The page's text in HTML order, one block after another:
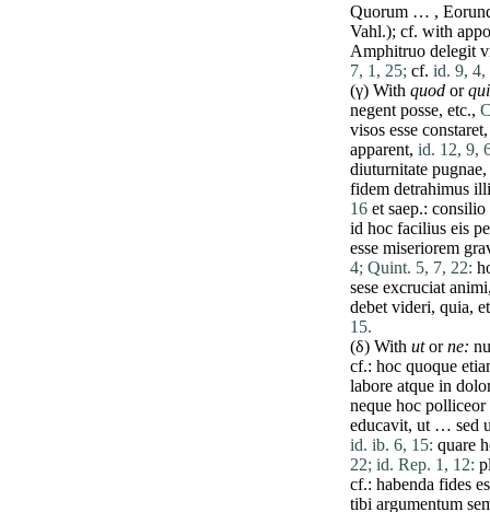
Quorum … ,
Vahl.); cf. with
Amphitruo delegit
7, 1, 25; cf. id. 9, 4,
(γ) With quod or
negent posse, etc.,
visos esse constaret
apparent, id. 12, 9,
diuturnitate pugnae
fidem detrahimus
16 et saep.: consilio
id hoc facilius eis
esse miseriorem
4; Quint. 5, 7, 22:
sese excruciat animi
debet videri, quia,
15.
(δ) With utorne:
cf.: hoc quoque
labore atque in
neque hoc polliceor
educavit, ut … sed
id. ib. 6, 15: quare
22; id. Rep. 1, 12:
cf.: habenda fides
tibi argumentum